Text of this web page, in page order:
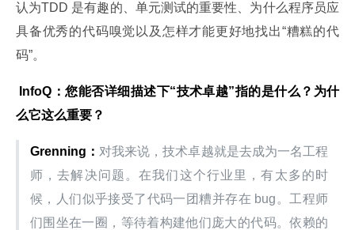
认为TDD 是有趣的、单元测试的重要性、为什么程序员应
具备优秀的代码嗅觉以及怎样才能更好地找出“糟糕的代
码”。
InfoQ ：您能否详细描述下“技术卓越”指的是什么？为什
么它这么重要？
Grenning ： 对我来说，技术卓越就是去成为一名工程
师，去解决问题。在我们这个行业里，有太多的时
候，人们似乎接受了代码一团糟并存在 bug。工程师
们围坐在一圈，等待着构建他们庞大的代码。依赖的